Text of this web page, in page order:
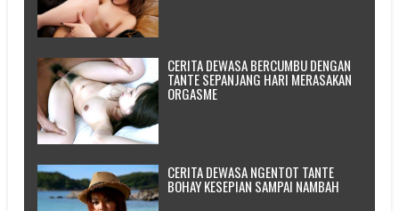
CERITA DEWASA BERCUMBU DENGAN
TANTE SEPANJANG HARI MERASAKAN
ORGASME
CERITA DEWASA NGENTOT TANTE
BOHAY KESEPIAN SAMPAI NAMBAH